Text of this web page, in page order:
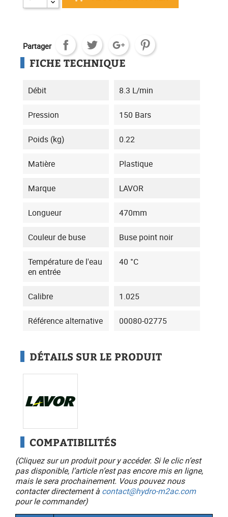
Partager
FICHE TECHNIQUE
Débit 8.3 L/min
Pression 150 Bars
Poids (kg) 0.22
Matière Plastique
Marque LAVOR
Longueur 470mm
Couleur de buse Buse point noir
Température de l'eau
en entrée
40 °C
Calibre 1.025
Référence alternative 00080-02775
DÉTAILS SUR LE PRODUIT
COMPATIBILITÉS
(Cliquez sur un produit pour y accéder. Si le clic n’est
pas disponible, l’article n’est pas encore mis en ligne,
mais le sera prochainement. Vous pouvez nous
contacter directement à contact@hydro-m2ac.com
pour le commander)